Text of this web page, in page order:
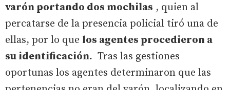
varón portando dos mochilas , quien al
percatarse de la presencia policial tiró una de
ellas, por lo que los agentes procedieron a
su identificación. Tras las gestiones
oportunas los agentes determinaron que las